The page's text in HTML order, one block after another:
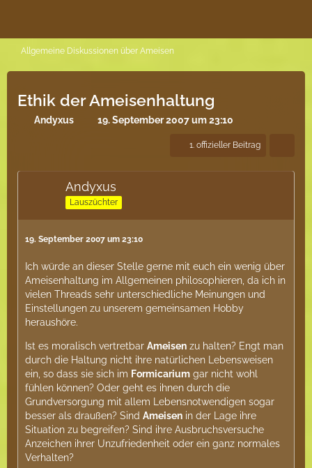
Allgemeine Diskussionen über Ameisen
Ethik der Ameisenhaltung
Andyxus 19. September 2007 um 23:10
1. offizieller Beitrag
Andyxus
Lauszüchter
19. September 2007 um 23:10
Ich würde an dieser Stelle gerne mit euch ein wenig über
Ameisenhaltung im Allgemeinen philosophieren, da ich in
vielen Threads sehr unterschiedliche Meinungen und
Einstellungen zu unserem gemeinsamen Hobby
heraushöre.
Ist es moralisch vertretbar Ameisen zu halten? Engt man
durch die Haltung nicht ihre natürlichen Lebensweisen
ein, so dass sie sich im Formicarium gar nicht wohl
fühlen können? Oder geht es ihnen durch die
Grundversorgung mit allem Lebensnotwendigen sogar
besser als draußen? Sind Ameisen in der Lage ihre
Situation zu begreifen? Sind ihre Ausbruchsversuche
Anzeichen ihrer Unzufriedenheit oder ein ganz normales
Verhalten?